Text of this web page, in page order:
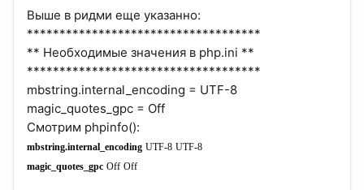
Выше в ридми еще указанно:
************************************
** Необходимые значения в php.ini **
************************************
mbstring.internal_encoding = UTF-8
magic_quotes_gpc = Off
Смотрим phpinfo():
mbstring.internal_encoding UTF-8 UTF-8
magic_quotes_gpc Off Off